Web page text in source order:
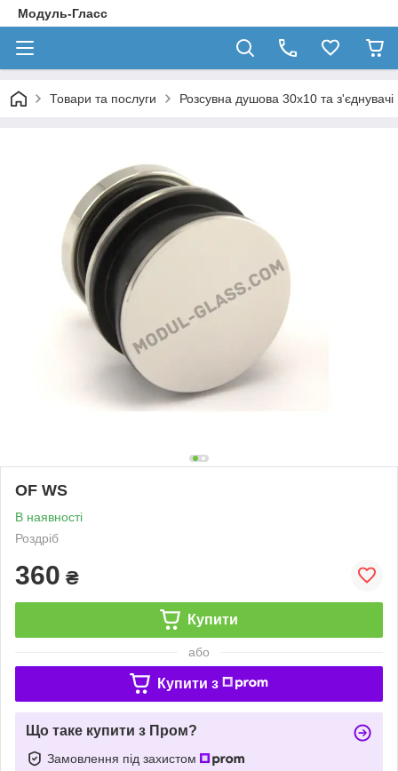
Модуль-Гласс
Товари та послуги Розсувна душова 30х10 та з'єднувачі
OF WS
В наявності
Роздріб
360 ₴
Купити
або
Купити з
Що таке купити з Пром?
Замовлення під захистом